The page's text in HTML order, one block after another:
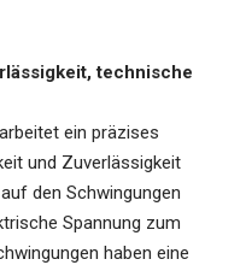
technische
arbeitet ein präzises
und Zuverlässigkeit
den Schwingungen
Spannung zum
haben eine